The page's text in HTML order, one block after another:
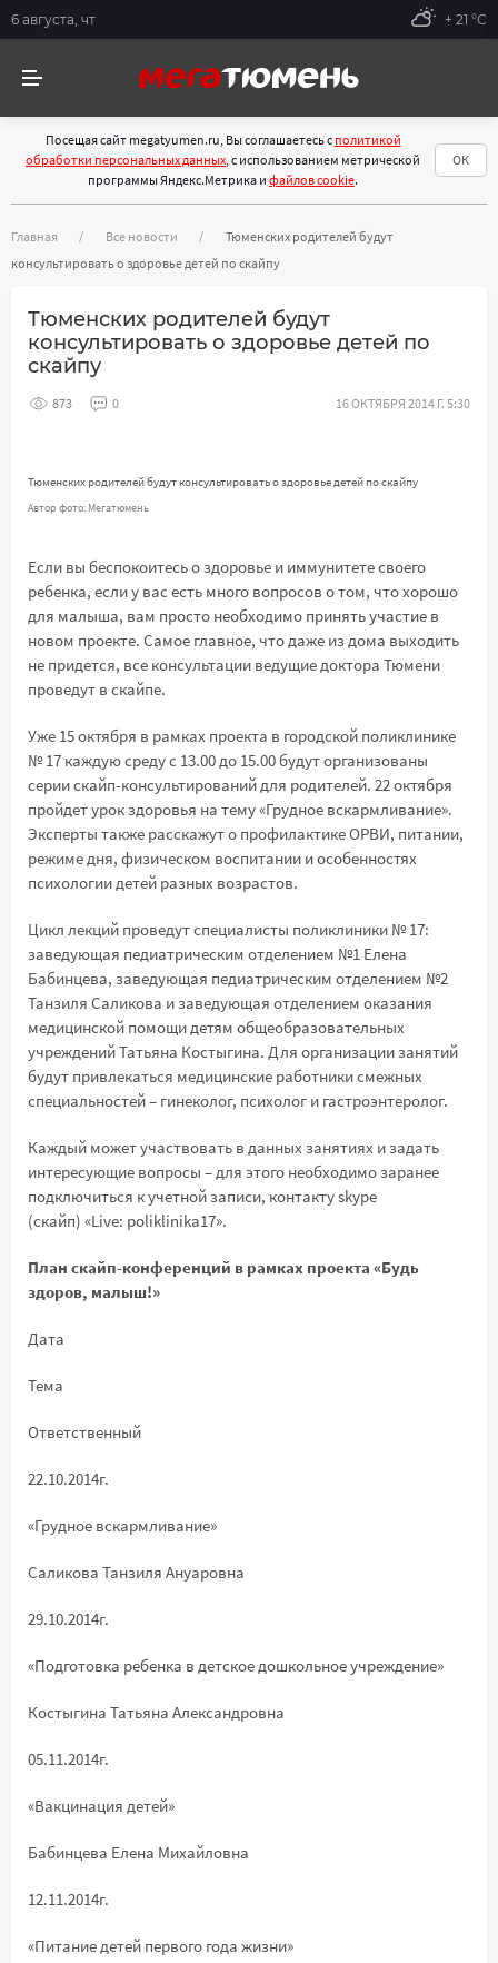
6 августа, чт + 21 °С
Посещая сайт megatyumen.ru, Вы соглашаетесь с политикой
обработки персональных данных, с использованием метрической
программы Яндекс.Метрика и файлов cookie.
ОК
Главная Все новости
Тюменских родителей будут
консультировать о здоровье детей по скайпу
Тюменских родителей будут
консультировать о здоровье детей по
скайпу
873 0 16 ОКТЯБРЯ 2014 Г. 5:30
Тюменских родителей будут консультировать о здоровье детей по скайпу
Автор фото: Мегатюмень
Если вы беспокоитесь о здоровье и иммунитете своего
ребенка, если у вас есть много вопросов о том, что хорошо
для малыша, вам просто необходимо принять участие в
новом проекте. Самое главное, что даже из дома выходить
не придется, все консультации ведущие доктора Тюмени
проведут в скайпе.
Уже 15 октября в рамках проекта в городской поликлинике
№ 17 каждую среду с 13.00 до 15.00 будут организованы
серии скайп-консультирований для родителей. 22 октября
пройдет урок здоровья на тему «Грудное вскармливание».
Эксперты также расскажут о профилактике ОРВИ, питании,
режиме дня, физическом воспитании и особенностях
психологии детей разных возрастов.
Цикл лекций проведут специалисты поликлиники № 17:
заведующая педиатрическим отделением №1 Елена
Бабинцева, заведующая педиатрическим отделением №2
Танзиля Саликова и заведующая отделением оказания
медицинской помощи детям общеобразовательных
учреждений Татьяна Костыгина. Для организации занятий
будут привлекаться медицинские работники смежных
специальностей – гинеколог, психолог и гастроэнтеролог.
Каждый может участвовать в данных занятиях и задать
интересующие вопросы – для этого необходимо заранее
подключиться к учетной записи, контакту skype
(скайп) «Live: poliklinika17».
План скайп-конференций в рамках проекта «Будь
здоров, малыш!»
Дата
Тема
Ответственный
22.10.2014г.
«Грудное вскармливание»
Саликова Танзиля Ануаровна
29.10.2014г.
«Подготовка ребенка в детское дошкольное учреждение»
Костыгина Татьяна Александровна
05.11.2014г.
«Вакцинация детей»
Бабинцева Елена Михайловна
12.11.2014г.
«Питание детей первого года жизни»